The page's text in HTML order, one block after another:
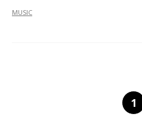
MUSIC
1